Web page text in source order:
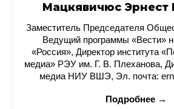
Мацкявичюс Эрнест
Заместитель Председателя
Ведущий программы «Вести»
«Россия», Директор института
медиа» РЭУ им. Г. В. Плеханова,
медиа НИУ ВШЭ, Эл. почта:
Подробнее →